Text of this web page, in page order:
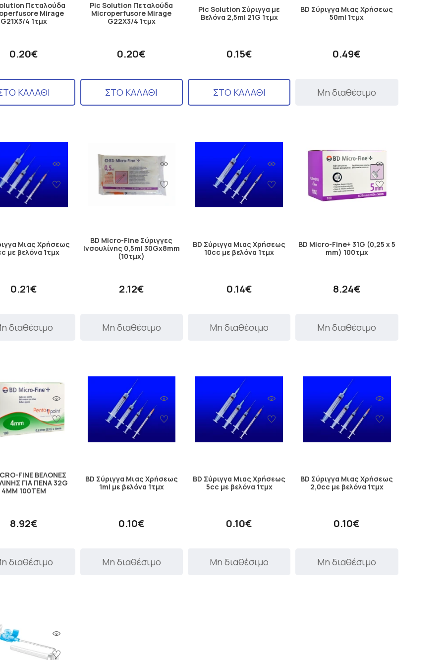
Πεταλούδα
Mirage
G21X3/4 1τμχ
0.20€
ΚΑΛΑΘΙ
Pic Solution Πεταλούδα
Microperfusore Mirage
G22X3/4 1τμχ
0.20€
ΣΤΟ ΚΑΛΑΘΙ
Pic Solution Σύριγγα με
Βελόνα 2,5ml 21G 1τμχ
0.15€
ΣΤΟ ΚΑΛΑΘΙ
BD Σύριγγα Μιας Χρήσεως
50ml 1τμχ
0.49€
Μη διαθέσιμο
Μιας Χρήσεως
με βελόνα 1τμχ
0.21€
διαθέσιμο
BD Micro-Fine Σύριγγες
Ινσουλίνης 0,5ml 30Gx8mm
(10τμχ)
2.12€
Μη διαθέσιμο
BD Σύριγγα Μιας Χρήσεως
10cc με βελόνα 1τμχ
0.14€
Μη διαθέσιμο
BD Micro-Fine+ 31G (0,25 x 5
mm) 100τμχ
8.24€
Μη διαθέσιμο
FINE ΒΕΛΟΝΕΣ
ΓΙΑ ΠΕΝΑ 32G
4MM 100ΤΕΜ
8.92€
διαθέσιμο
BD Σύριγγα Μιας Χρήσεως
1ml με βελόνα 1τμχ
0.10€
Μη διαθέσιμο
BD Σύριγγα Μιας Χρήσεως
5cc με βελόνα 1τμχ
0.10€
Μη διαθέσιμο
BD Σύριγγα Μιας Χρήσεως
2,0cc με βελόνα 1τμχ
0.10€
Μη διαθέσιμο